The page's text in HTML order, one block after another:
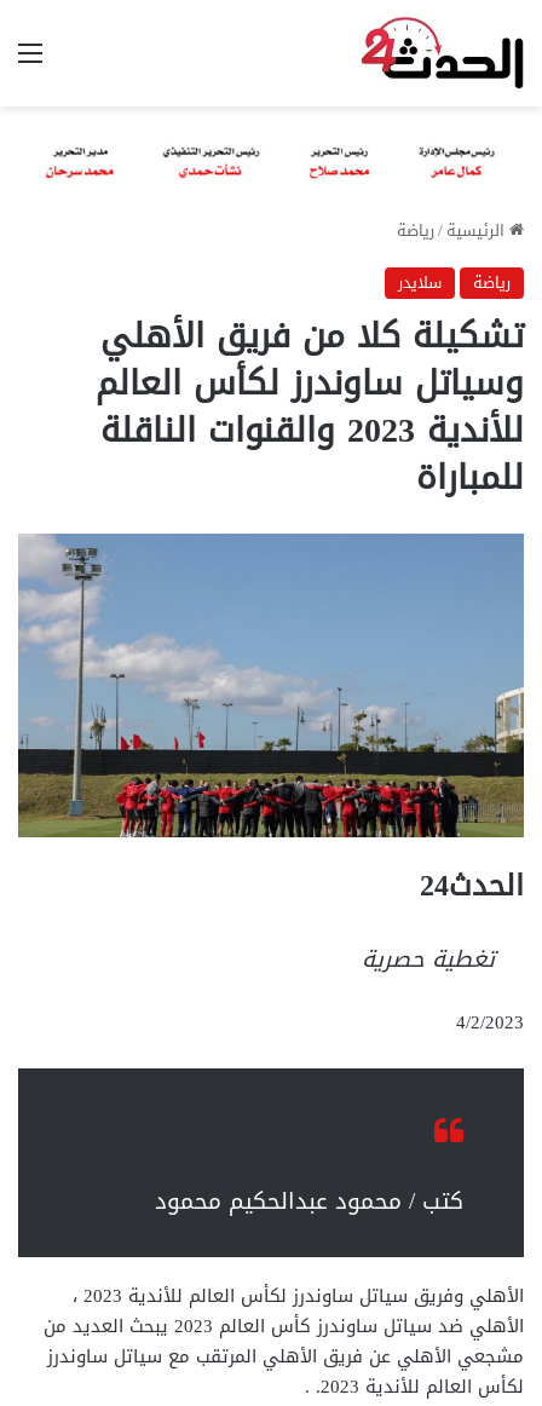
الرئيسية/رياضة
رياضة
سلايدر
تشكيلة كلا من فريق الأهلي
وسياتل ساوندرز لكأس العالم
للأندية 2023 والقنوات الناقلة
للمباراة
الحدث24
تغطية حصرية
4/2/2023
كتب / محمود عبدالحكيم محمود
الأهلي وفريق سياتل ساوندرز لكأس العالم للأندية 2023 ،
الأهلي ضد سياتل ساوندرز كأس العالم 2023 يبحث العديد من
مشجعي الأهلي عن فريق الأهلي المرتقب مع سياتل ساوندرز
لكأس العالم للأندية 2023. .